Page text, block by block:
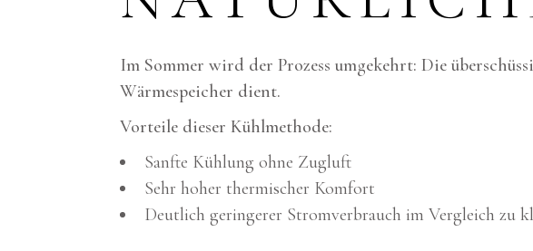
Im Sommer wird der Prozess umgekehrt: Die
Wärmespeicher dient.
Vorteile dieser Kühlmethode:
Sanfte Kühlung ohne Zugluft
Sehr hoher thermischer Komfort
Deutlich geringerer Stromverbrauch im Vergleich zu